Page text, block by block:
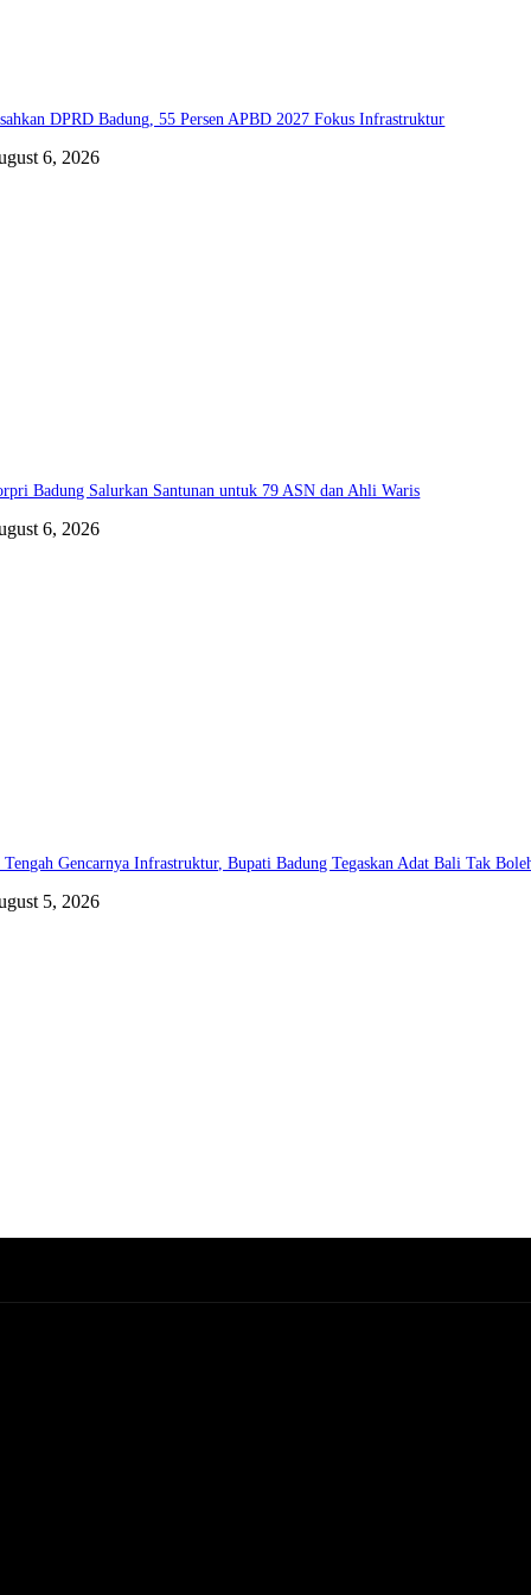
DPRD Badung, 55 Persen APBD 2027 Fokus Infrastruktur
6, 2026
Badung Salurkan Santunan untuk 79 ASN dan Ahli Waris
6, 2026
Gencarnya Infrastruktur, Bupati Badung Tegaskan Adat Bali Tak
5, 2026